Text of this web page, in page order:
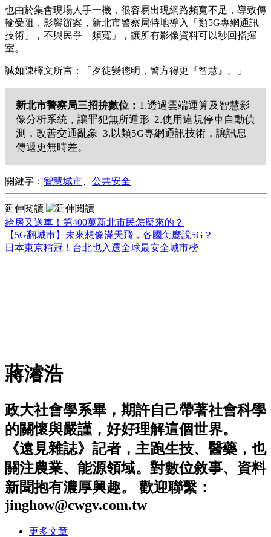
也由於集會現場人手一機，很容易出現網路頻寬不足，導致傳
輸受阻，影響辦案，新北市警察局特地導入「類5G專網通訊
技術」，不與民爭「頻寬」，讓所有影像資料可以秒回指揮
室。
誠如陳檡文所言：「歹徒變聰明，警方得更『智慧』。」
新北市警察局三招拚數位： 1.透過雲端運算及智慧影
像分析系統，讓罪犯無所遁形 2.使用違規停車自動偵
測，改善交通亂象 3.以類5G專網通訊技術，讓訊息
傳遞更無時差。
關鍵字： 智慧城市 公共安全
延伸閱讀
給房又送車！第400萬新北市民怎麼來的？
【5G翻城市】未來想像滿天飛，各國怎麼說5G？
日本東京稱冠！台北也入選全球最安全城市榜
蔣濬浩
政大社會學系畢，期許自己帶著社會科學
的關懷與嚴謹，好好理解這個世界。
《遠見雜誌》記者，主跑生技、醫藥，也
關注農業、能源領域。對數位敘事、資料
新聞抱有濃厚興趣。 歡迎聯繫：
jinghow@cwgv.com.tw
更多文章